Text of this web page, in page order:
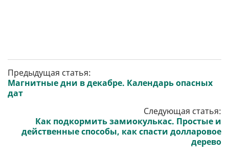
Предыдущая статья:
Магнитные дни в декабре. Календарь опасных
дат
Следующая статья:
Как подкормить замиокулькас. Простые и
действенные способы, как спасти долларовое
дерево